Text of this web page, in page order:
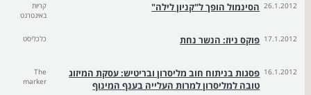
26.1.2012 הסינמול הופך ל"קניון לילה"
קריות
באינטרנט
17.1.2012 פוקס ניוז: הנשר נחת כלכליסט
16.1.2012 פסגות בניתוח חוב מליסרון ובריטיש: עסקת המיזוג
טובה למליסרון למרות העלייה בענף המינוף
The
marker